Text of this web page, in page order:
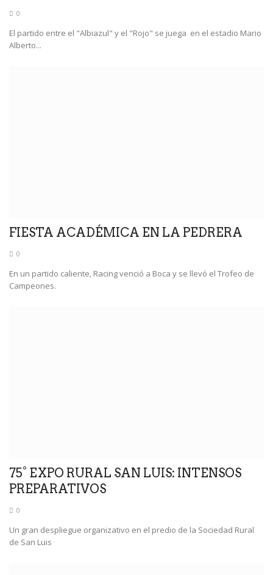
0
El partido entre el "Albiazul" y el "Rojo" se juega en el estadio Mario
Alberto...
FIESTA ACADÉMICA EN LA PEDRERA
0
En un partido caliente, Racing venció a Boca y se llevó el Trofeo de
Campeones.
75° EXPO RURAL SAN LUIS: INTENSOS
PREPARATIVOS
0
Un gran despliegue organizativo en el predio de la Sociedad Rural
de San Luis